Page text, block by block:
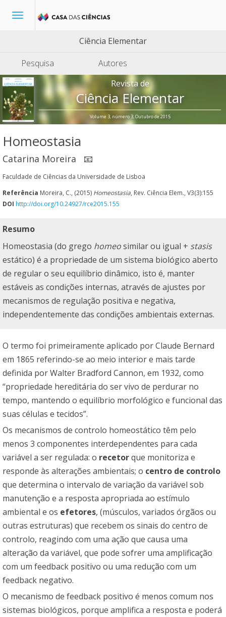
Toggle
Ciência Elementar
Pesquisa
Autores
Revista de
Ciência Elementar
Volume 3, número 3, Outubro de 2015
Homeostasia
Catarina Moreira 📧
Faculdade de Ciências da Universidade de Lisboa
Referência Moreira, C., (2015) Homeostasia, Rev. Ciência Elem., V3(3):155
DOI http://doi.org/10.24927/rce2015.155
Resumo
Homeostasia (do grego homeosimilar ou igual + stasis
estático) é a propriedade de um sistema biológico aberto
de regular o seu equilíbrio dinâmico, isto é, manter
estáveis as condições internas, através de ajustes por
mecanismos de regulação positiva e negativa,
independentemente das condições ambientais externas.
O termo foi primeiramente aplicado por Claude Bernard
em 1865 referindo-se ao meio interior e mais tarde
definida por Walter Bradford Cannon, em 1932, como
“propriedade hereditária do ser vivo de perdurar no
tempo, mantendo o equilíbrio morfológico e funcional das
suas células e tecidos”.
Os mecanismos de controlo homeostático têm pelo
menos 3 componentes interdependentes para cada
variável a ser regulada: o recetorque monitoriza e
responde às alterações ambientais; o centro de controlo
que determina o intervalo de variação da variável sob
manutenção e a resposta apropriada ao estímulo
ambiental e os efetores, (músculos, variados órgãos ou
outras estruturas) que recebem os sinais do centro de
controlo, reagindo com uma ação que causa uma
alteração da variável, que pode sofrer uma amplificação
com um feedback positivo ou uma redução com um
feedback negativo.
O mecanismo de feedback positivo é menos comum nos
sistemas biológicos, porque amplifica a resposta e poderá